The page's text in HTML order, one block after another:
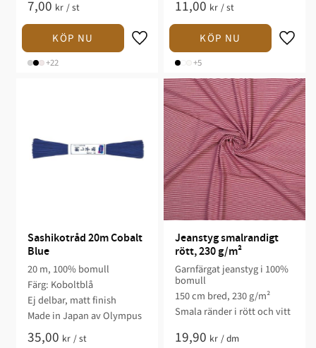
7,00 kr /st
+22
11,00 kr /st
+5
Sashikotråd 20m Cobalt
Blue
20 m, 100% bomull
Färg: Koboltblå
Ej delbar, matt finish
Made in Japan av Olympus
35,00 kr /st
Jeanstyg smalrandigt
rött, 230 g/m²
Garnfärgat jeanstyg i 100%
bomull
150 cm bred, 230 g/m²
Smala ränder i rött och vitt
19,90 kr /dm